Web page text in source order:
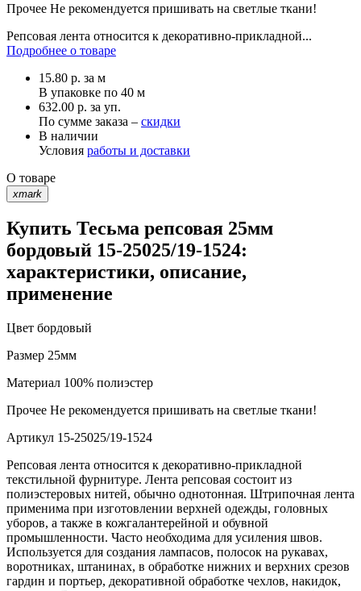
Прочее Не рекомендуется пришивать на светлые ткани!
Репсовая лента относится к декоративно-прикладной...
Подробнее о товаре
15.80 р. за м
В упаковке по 40 м
632.00 р. за уп.
По сумме заказа – скидки
В наличии
Условия работы и доставки
О товаре
xmark
Купить Тесьма репсовая 25мм
бордовый 15-25025/19-1524:
характеристики, описание,
применение
Цвет бордовый
Размер 25мм
Материал 100% полиэстер
Прочее Не рекомендуется пришивать на светлые ткани!
Артикул 15-25025/19-1524
Репсовая лента относится к декоративно-прикладной
текстильной фурнитуре. Лента репсовая состоит из
полиэстеровых нитей, обычно однотонная. Штрипочная лента
применима при изготовлении верхней одежды, головных
уборов, а также в кожгалантерейной и обувной
промышленности. Часто необходима для усиления швов.
Используется для создания лампасов, полосок на рукавах,
воротниках, штанинах, в обработке нижних и верхних срезов
гардин и портьер, декоративной обработке чехлов, накидок,